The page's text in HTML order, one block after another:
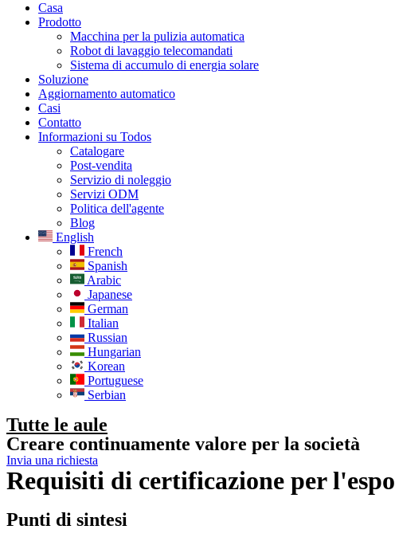
Casa
Prodotto
Macchina per la pulizia automatica
Robot di lavaggio telecomandati
Sistema di accumulo di energia solare
Soluzione
Aggiornamento automatico
Casi
Contatto
Informazioni su Todos
Catalogare
Post-vendita
Servizio di noleggio
Servizi ODM
Politica dell'agente
Blog
English
French
Spanish
Arabic
Japanese
German
Italian
Russian
Hungarian
Korean
Portuguese
Serbian
Tutte le aule
Creare continuamente valore per la società
Invia una richiesta
Requisiti di certificazione per
Punti di sintesi